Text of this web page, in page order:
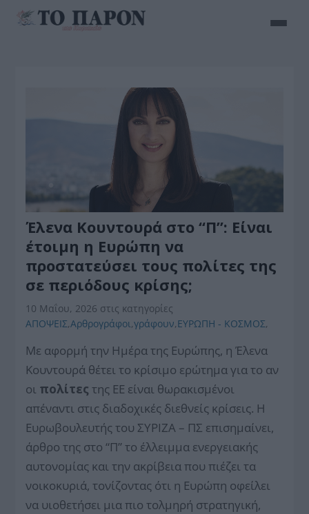
Έλενα Κουντουρά στο “Π”: Είναι
έτοιμη η Ευρώπη να
προστατεύσει τους πολίτες της
σε περιόδους κρίσης;
10 Μαΐου, 2026 στις κατηγορίες
ΑΠΟΨΕΙΣ,Αρθρογράφοι,γράφουν,ΕΥΡΩΠΗ - ΚΟΣΜΟΣ,
Με αφορμή την Ημέρα της Ευρώπης, η Έλενα
Κουντουρά θέτει το κρίσιμο ερώτημα για το αν
οι πολίτες της ΕΕ είναι θωρακισμένοι
απέναντι στις διαδοχικές διεθνείς κρίσεις. Η
Ευρωβουλευτής του ΣΥΡΙΖΑ – ΠΣ επισημαίνει,
άρθρο της στο “Π” το έλλειμμα ενεργειακής
αυτονομίας και την ακρίβεια που πιέζει τα
νοικοκυριά, τονίζοντας ότι η Ευρώπη οφείλει
να υιοθετήσει μια πιο τολμηρή στρατηγική,